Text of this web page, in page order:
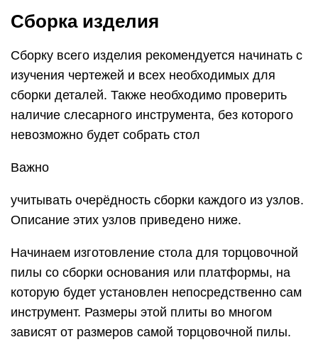
Сборка изделия
Сборку всего изделия рекомендуется начинать с
изучения чертежей и всех необходимых для
сборки деталей. Также необходимо проверить
наличие слесарного инструмента, без которого
невозможно будет собрать стол
Важно
учитывать очерёдность сборки каждого из узлов.
Описание этих узлов приведено ниже.
Начинаем изготовление стола для торцовочной
пилы со сборки основания или платформы, на
которую будет установлен непосредственно сам
инструмент. Размеры этой плиты во многом
зависят от размеров самой торцовочной пилы.